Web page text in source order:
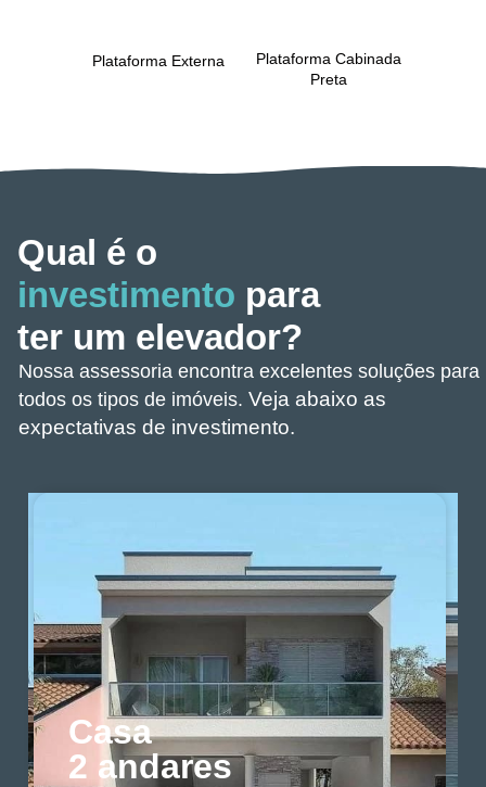
Plataforma Externa
Plataforma Cabinada
Preta
Qual é o
investimento para
ter um elevador?
Nossa assessoria encontra excelentes soluções para
todos os tipos de imóveis. Veja abaixo as
expectativas de investimento.
Casa
2 andares